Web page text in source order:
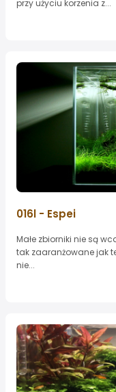
przy użyciu korzenia z...
016l - Espei
Małe zbiorniki nie są
tak zaaranżowane jak
nie...